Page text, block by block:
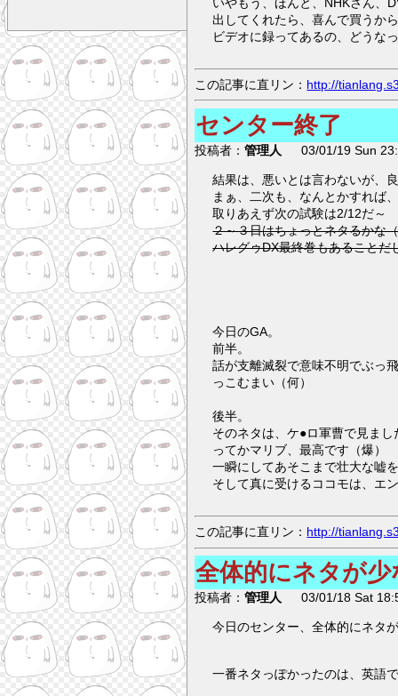
出してくれたら、喜んで買うか
ビデオに録ってあるの、どうな
この記事に直リン： http://
センター終了
投稿者：管理人 03/01/19 Sun
結果は、悪いとは言わないが、
まぁ、二次も、なんとかすれば
取りあえず次の試験は2/12だ～
２～３日はちょっとネタるかな
ハレグゥDX最終巻もあることだ
今日のGA。
前半。
話が支離滅裂で意味不明でぶっ
っこむまい（何）
後半。
そのネタは、ケ●ロ軍曹で見まし
ってかマリブ、最高です（爆）
一瞬にしてあそこまで壮大な嘘
そして真に受けるココモは、エ
この記事に直リン： http://
全体的にネタが少
投稿者：管理人 03/01/18 Sat
今日のセンター、全体的にネタ
一番ネタっぽかったのは、英語